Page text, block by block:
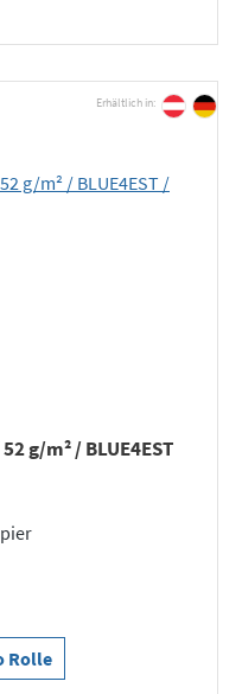
Erhältlich in:
g/m² / BLUE4EST
Rolle